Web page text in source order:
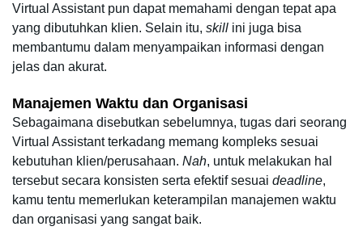
Virtual Assistant pun dapat memahami dengan tepat apa
yang dibutuhkan klien. Selain itu, skill ini juga bisa
membantumu dalam menyampaikan informasi dengan
jelas dan akurat.
Manajemen Waktu dan Organisasi
Sebagaimana disebutkan sebelumnya, tugas dari seorang
Virtual Assistant terkadang memang kompleks sesuai
kebutuhan klien/perusahaan. Nah, untuk melakukan hal
tersebut secara konsisten serta efektif sesuai deadline,
kamu tentu memerlukan keterampilan manajemen waktu
dan organisasi yang sangat baik.